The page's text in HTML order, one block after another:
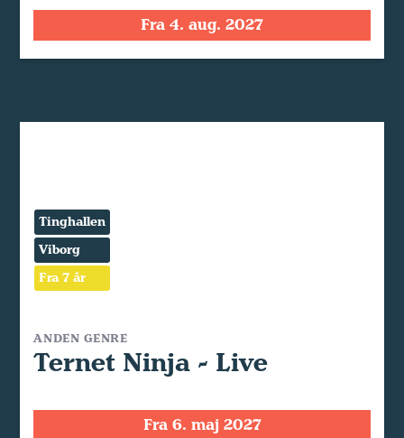
Fra 4. aug. 2027
Tinghallen
Viborg
Fra 7 år
ANDEN GENRE
Ternet Ninja - Live
Fra 6. maj 2027